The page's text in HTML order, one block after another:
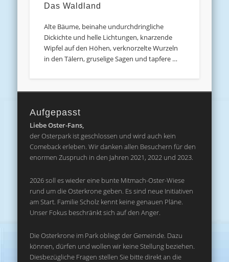
Das Waldland
Alte Bäume, beinahe undurchdringliche
Dickichte und helle Lichtungen, knarzende
Wipfel auf den Höhen, verknorzelte Wurzeln
in den Tälern, gruselige Sagen und tapfere …
Aufgepasst
Liebe Oster-Fans,
der Osterpark ist geschlossen und wird auch kein
Comeback erleben. Wir danken allen Besuchern für den
enormen Zuspruch in den Jahren 2021, 2022 und 2023.
2026 soll es wieder eine bunte Mitmach-Oster-Wiese
rund um die Osterkrone geben. Es sind neue Initiativen
am Start. Familie Scholz kennt keine genauen Pläne.
Unser Fokus beschränkt sich auf den Anger.
Die Osterkrone im Park obliegt der Gemeinde. Dazu
können, dürfen und wollen wir keine Stellung beziehen.
Diesbezügliche Fragen stellen Sie bitte direkt an die